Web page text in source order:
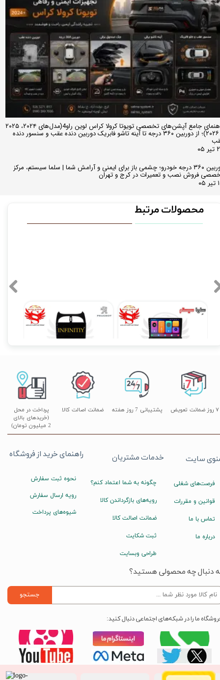
راهنمای جامع آپشن‌های تخصصی تویوتا کرولا کراس لوین راو4(مدل‌های ۲۰۲۴، ۲۰۲۵
و ۲۰۲۶)؛ از دوربین ۳۶۰ درجه تا آینه تاشو فابریک دوربین دنده عقب و سنسور دنده
دوربین ۳۶۰ درجه خودرو؛ چشمی باز برای ایمنی و آرامش شما | سلما سیستم، مرکز
فروش نصب و تعمیرات در کرج و تهران
محصولات مرتبط
مانیتور فابریک اندروید خودروی پژو 206 برند ویستا VISTA مدل TSX-1032
۱۶,۹۹۰,۰۰۰ تومان
مانیتور فابریک 8 اینچ پژو 206 شرکتی
۱۶,۹۰۰,۰۰۰ تومان
پشتیبانی 7 روز هفته
پرداخت در محل
(خریدهای بالای
2 میلیون تومان)
۷ روز ضمانت تعویض ضمانت اصالت کالا
راهنمای خرید از فروشگاه
نحوه ثبت سفارش
رویه ارسال سفارش
شیوه‌های پرداخت
خدمات مشتریان
چگونه به شما اعتماد کنم؟
رویه‌های بازگرداندن کالا
ضمانت اصالت کالا
ثبت شکایت
طراحی وبسایت
سایت
فرصت‌های شغلی
قوانین و مقررات
تماس با ما
درباره ما
دنبال چه محصولی هستید؟
جستجو
ما را در شبکه‌های اجتماعی دنبال کنید: